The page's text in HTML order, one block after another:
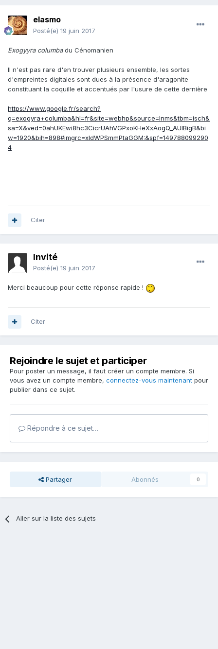
elasmo
Posté(e) 19 juin 2017
Exogyyra columbadu Cénomanien
Il n'est pas rare d'en trouver plusieurs ensemble, les sortes
d'empreintes digitales sont dues à la présence d'aragonite
constituant la coquille et accentués par l'usure de cette dernière
https://www.google.fr/search?
q=exogyra+columba&hl=fr&site=webhp&source=lnms&tbm=isch&
sa=X&ved=0ahUKEwi8hc3CicrUAhVGPxoKHeXxAogQ_AUIBigB&bi
w=1920&bih=898#imgrc=xldWPSmmPtaGGM:&spf=149788099290
4
Citer
Invité
Posté(e) 19 juin 2017
Merci beaucoup pour cette réponse rapide !
Citer
Rejoindre le sujet et participer
Pour poster un message, il faut créer un compte membre. Si
vous avez un compte membre, connectez-vous maintenant pour
publier dans ce sujet.
Répondre à ce sujet…
Partager Abonnés 0
Aller sur la liste des sujets